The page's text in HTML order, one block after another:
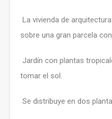
La vivienda de
sobre una gran parcela
Jardín con plantas
tomar el sol.
Se distribuye en dos